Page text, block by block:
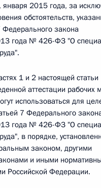
января 2015 года, за
обстоятельств,
Федерального закона
года № 426-ФЗ "О
1 и 2 настоящей статьи
аттестации рабочих
использоваться для
7 Федерального
года № 426-ФЗ "О
в порядке,
законом, другими
и иными
Российской Федерации.